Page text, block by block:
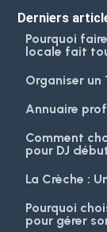
Derniers
Pourquoi
locale fait
Organiser un
Annuaire
Comment
pour DJ
La Crèche :
Pourquoi
pour gérer